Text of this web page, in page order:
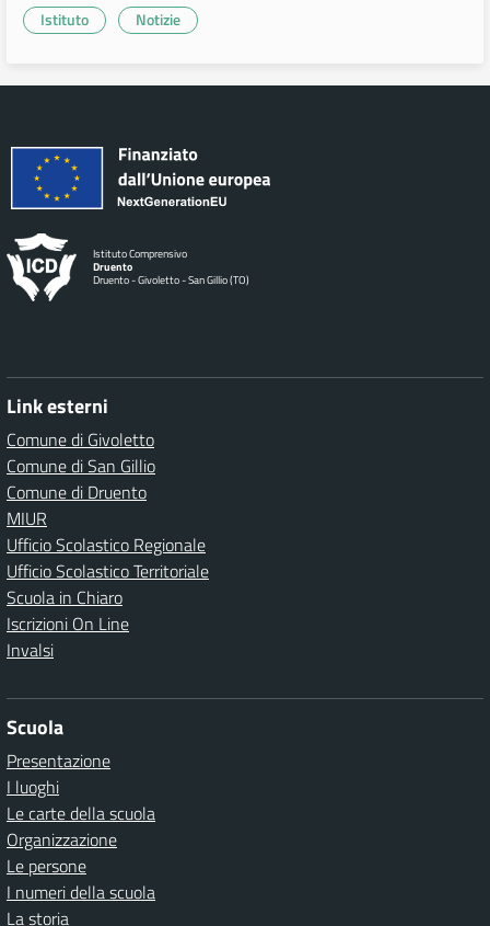
Istituto Notizie
Istituto Comprensivo
Druento
Druento - Givoletto - San Gillio (TO)
Link esterni
Comune di Givoletto
Comune di San Gillio
Comune di Druento
MIUR
Ufficio Scolastico Regionale
Ufficio Scolastico Territoriale
Scuola in Chiaro
Iscrizioni On Line
Invalsi
Scuola
Presentazione
I luoghi
Le carte della scuola
Organizzazione
Le persone
I numeri della scuola
La storia